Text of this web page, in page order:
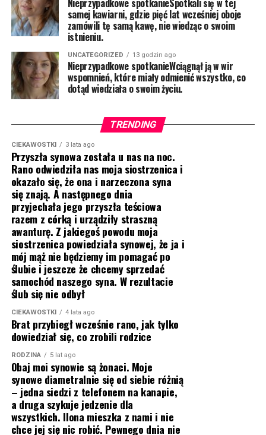
Nieprzypadkowe spotkanieSpotkali się w tej
samej kawiarni, gdzie pięć lat wcześniej oboje
zamówili tę samą kawę, nie wiedząc o swoim
istnieniu.
UNCATEGORIZED 13 godzin ago
Nieprzypadkowe spotkanieWciągnął ją w wir
wspomnień, które miały odmienić wszystko, co
dotąd wiedziała o swoim życiu.
TRENDING
CIEKAWOSTKI 3 lata ago
Przyszła synowa została u nas na noc.
Rano odwiedziła nas moja siostrzenica i
okazało się, że ona i narzeczona syna
się znają. A następnego dnia
przyjechała jego przyszła teściowa
razem z córką i urządziły straszną
awanturę. Z jakiegoś powodu moja
siostrzenica powiedziała synowej, że ja i
mój mąż nie będziemy im pomagać po
ślubie i jeszcze że chcemy sprzedać
samochód naszego syna. W rezultacie
ślub się nie odbył
CIEKAWOSTKI 4 lata ago
Brat przybiegł wcześnie rano, jak tylko
dowiedział się, co zrobili rodzice
RODZINA 5 lat ago
Obaj moi synowie są żonaci. Moje
synowe diametralnie się od siebie różnią
– jedna siedzi z telefonem na kanapie,
a druga szykuje jedzenie dla
wszystkich. Ilona mieszka z nami i nie
chce jej się nic robić. Pewnego dnia nie